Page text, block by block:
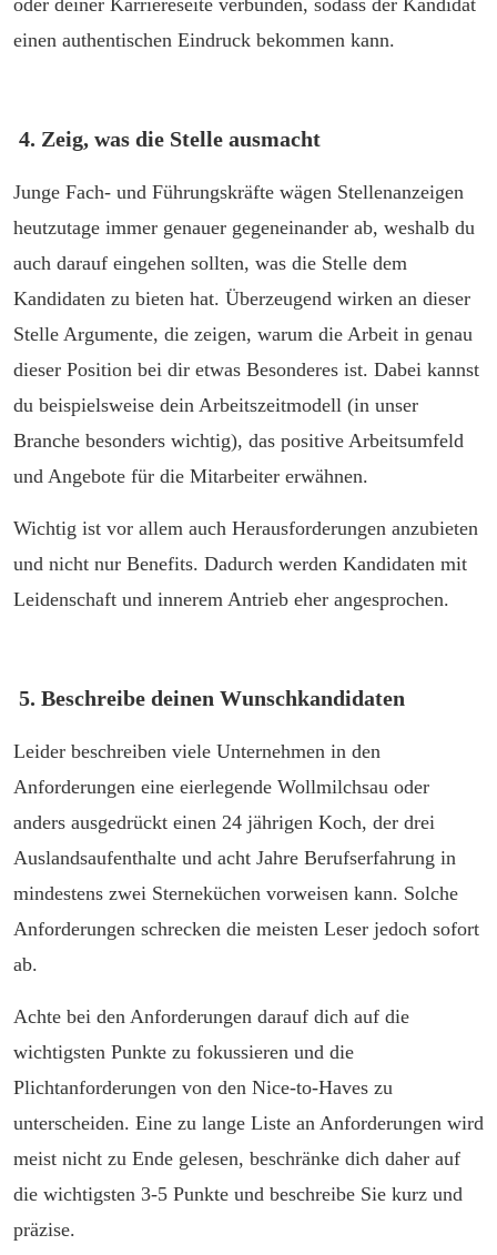
oder deiner Karriereseite verbunden, sodass der Kandidat
einen authentischen Eindruck bekommen kann.
4. Zeig, was die Stelle ausmacht
Junge Fach- und Führungskräfte wägen Stellenanzeigen
heutzutage immer genauer gegeneinander ab, weshalb du
auch darauf eingehen sollten, was die Stelle dem
Kandidaten zu bieten hat. Überzeugend wirken an dieser
Stelle Argumente, die zeigen, warum die Arbeit in genau
dieser Position bei dir etwas Besonderes ist. Dabei kannst
du beispielsweise dein Arbeitszeitmodell (in unser
Branche besonders wichtig), das positive Arbeitsumfeld
und Angebote für die Mitarbeiter erwähnen.
Wichtig ist vor allem auch Herausforderungen anzubieten
und nicht nur Benefits. Dadurch werden Kandidaten mit
Leidenschaft und innerem Antrieb eher angesprochen.
5. Beschreibe deinen Wunschkandidaten
Leider beschreiben viele Unternehmen in den
Anforderungen eine eierlegende Wollmilchsau oder
anders ausgedrückt einen 24 jährigen Koch, der drei
Auslandsaufenthalte und acht Jahre Berufserfahrung in
mindestens zwei Sterneküchen vorweisen kann. Solche
Anforderungen schrecken die meisten Leser jedoch sofort
ab.
Achte bei den Anforderungen darauf dich auf die
wichtigsten Punkte zu fokussieren und die
Plichtanforderungen von den Nice-to-Haves zu
unterscheiden. Eine zu lange Liste an Anforderungen wird
meist nicht zu Ende gelesen, beschränke dich daher auf
die wichtigsten 3-5 Punkte und beschreibe Sie kurz und
präzise.